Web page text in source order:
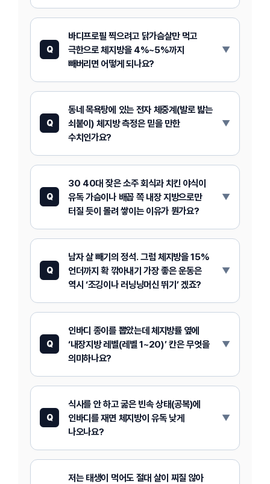
Q
바디프로필 찍으려고 닭가슴살만 먹고
극한으로 체지방을 4%~5%까지
빼버리면 어떻게 되나요?
Q
동네 목욕탕에 있는 전자 체중계(발로 밟는
쇠붙이) 체지방 측정은 믿을 만한
수치인가요?
Q
30 40대 잦은 소주 회식과 치킨 야식이
유독 가슴이나 배꼽 쪽 내장 지방으로만
터질 듯이 몰려 쌓이는 이유가 뭔가요?
Q
남자 살 빼기의 정석. 그럼 체지방을 15%
언더까지 확 깎아내기 가장 좋은 운동은
역시 ‘조깅이나 러닝닝머신 뛰기’ 겠죠?
Q
인바디 종이를 뽑았는데 체지방률 옆에
‘내장지방 레벨(레벨 1~20)’ 칸은 무엇을
의미하나요?
Q
식사를 안 하고 굶은 빈속 상태(공복)에
인바디를 재면 체지방이 유독 낮게
나오나요?
저는 태생이 먹어도 절대 살이 찌질 않아